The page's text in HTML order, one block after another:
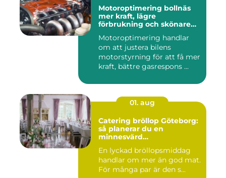
Motoroptimering bollnäs
mer kraft, lägre
förbrukning och skönare
Motoroptimering handlar
om att justera bilens
motorstyrning för att få mer
kraft, bättre gasrespons ...
01. aug
Catering bröllop Göteborg:
så planerar du en
minnesvärd
En lyckad bröllopsmiddag
handlar om mer än god mat.
För många par är den s...